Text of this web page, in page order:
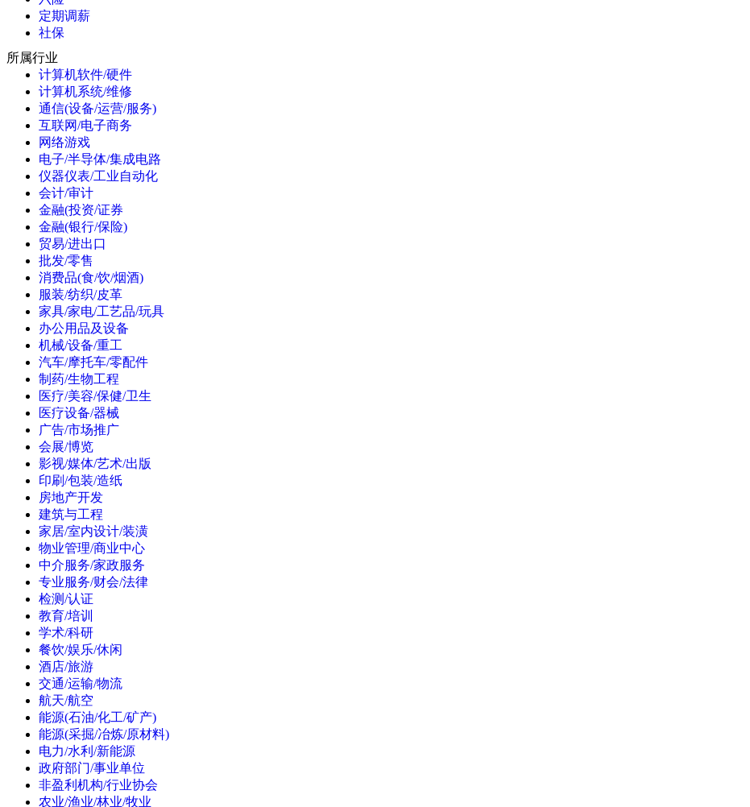
定期调薪
社保
所属行业
计算机软件/硬件
计算机系统/维修
通信(设备/运营/服务)
互联网/电子商务
网络游戏
电子/半导体/集成电路
仪器仪表/工业自动化
会计/审计
金融(投资/证券
金融(银行/保险)
贸易/进出口
批发/零售
消费品(食/饮/烟酒)
服装/纺织/皮革
家具/家电/工艺品/玩具
办公用品及设备
机械/设备/重工
汽车/摩托车/零配件
制药/生物工程
医疗/美容/保健/卫生
医疗设备/器械
广告/市场推广
会展/博览
影视/媒体/艺术/出版
印刷/包装/造纸
房地产开发
建筑与工程
家居/室内设计/装潢
物业管理/商业中心
中介服务/家政服务
专业服务/财会/法律
检测/认证
教育/培训
学术/科研
餐饮/娱乐/休闲
酒店/旅游
交通/运输/物流
航天/航空
能源(石油/化工/矿产)
能源(采掘/冶炼/原材料)
电力/水利/新能源
政府部门/事业单位
非盈利机构/行业协会
农业/渔业/林业/牧业